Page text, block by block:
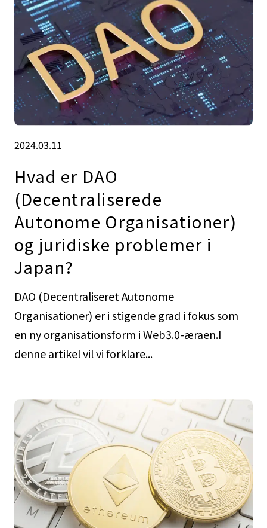
2024.03.11
Hvad er DAO
(Decentraliserede
Autonome Organisationer)
og juridiske problemer i
Japan?
DAO (Decentraliseret Autonome
Organisationer) er i stigende grad i fokus som
en ny organisationsform i Web3.0-æraen.I
denne artikel vil vi forklare...